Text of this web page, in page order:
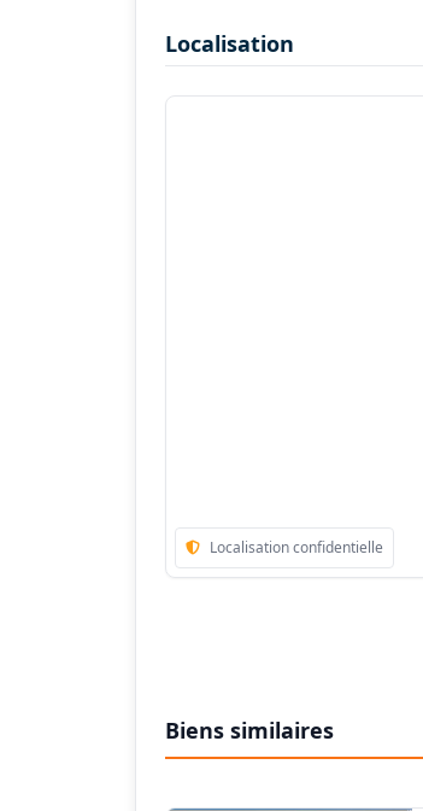
Localisation
Localisation confidentielle
Biens similaires